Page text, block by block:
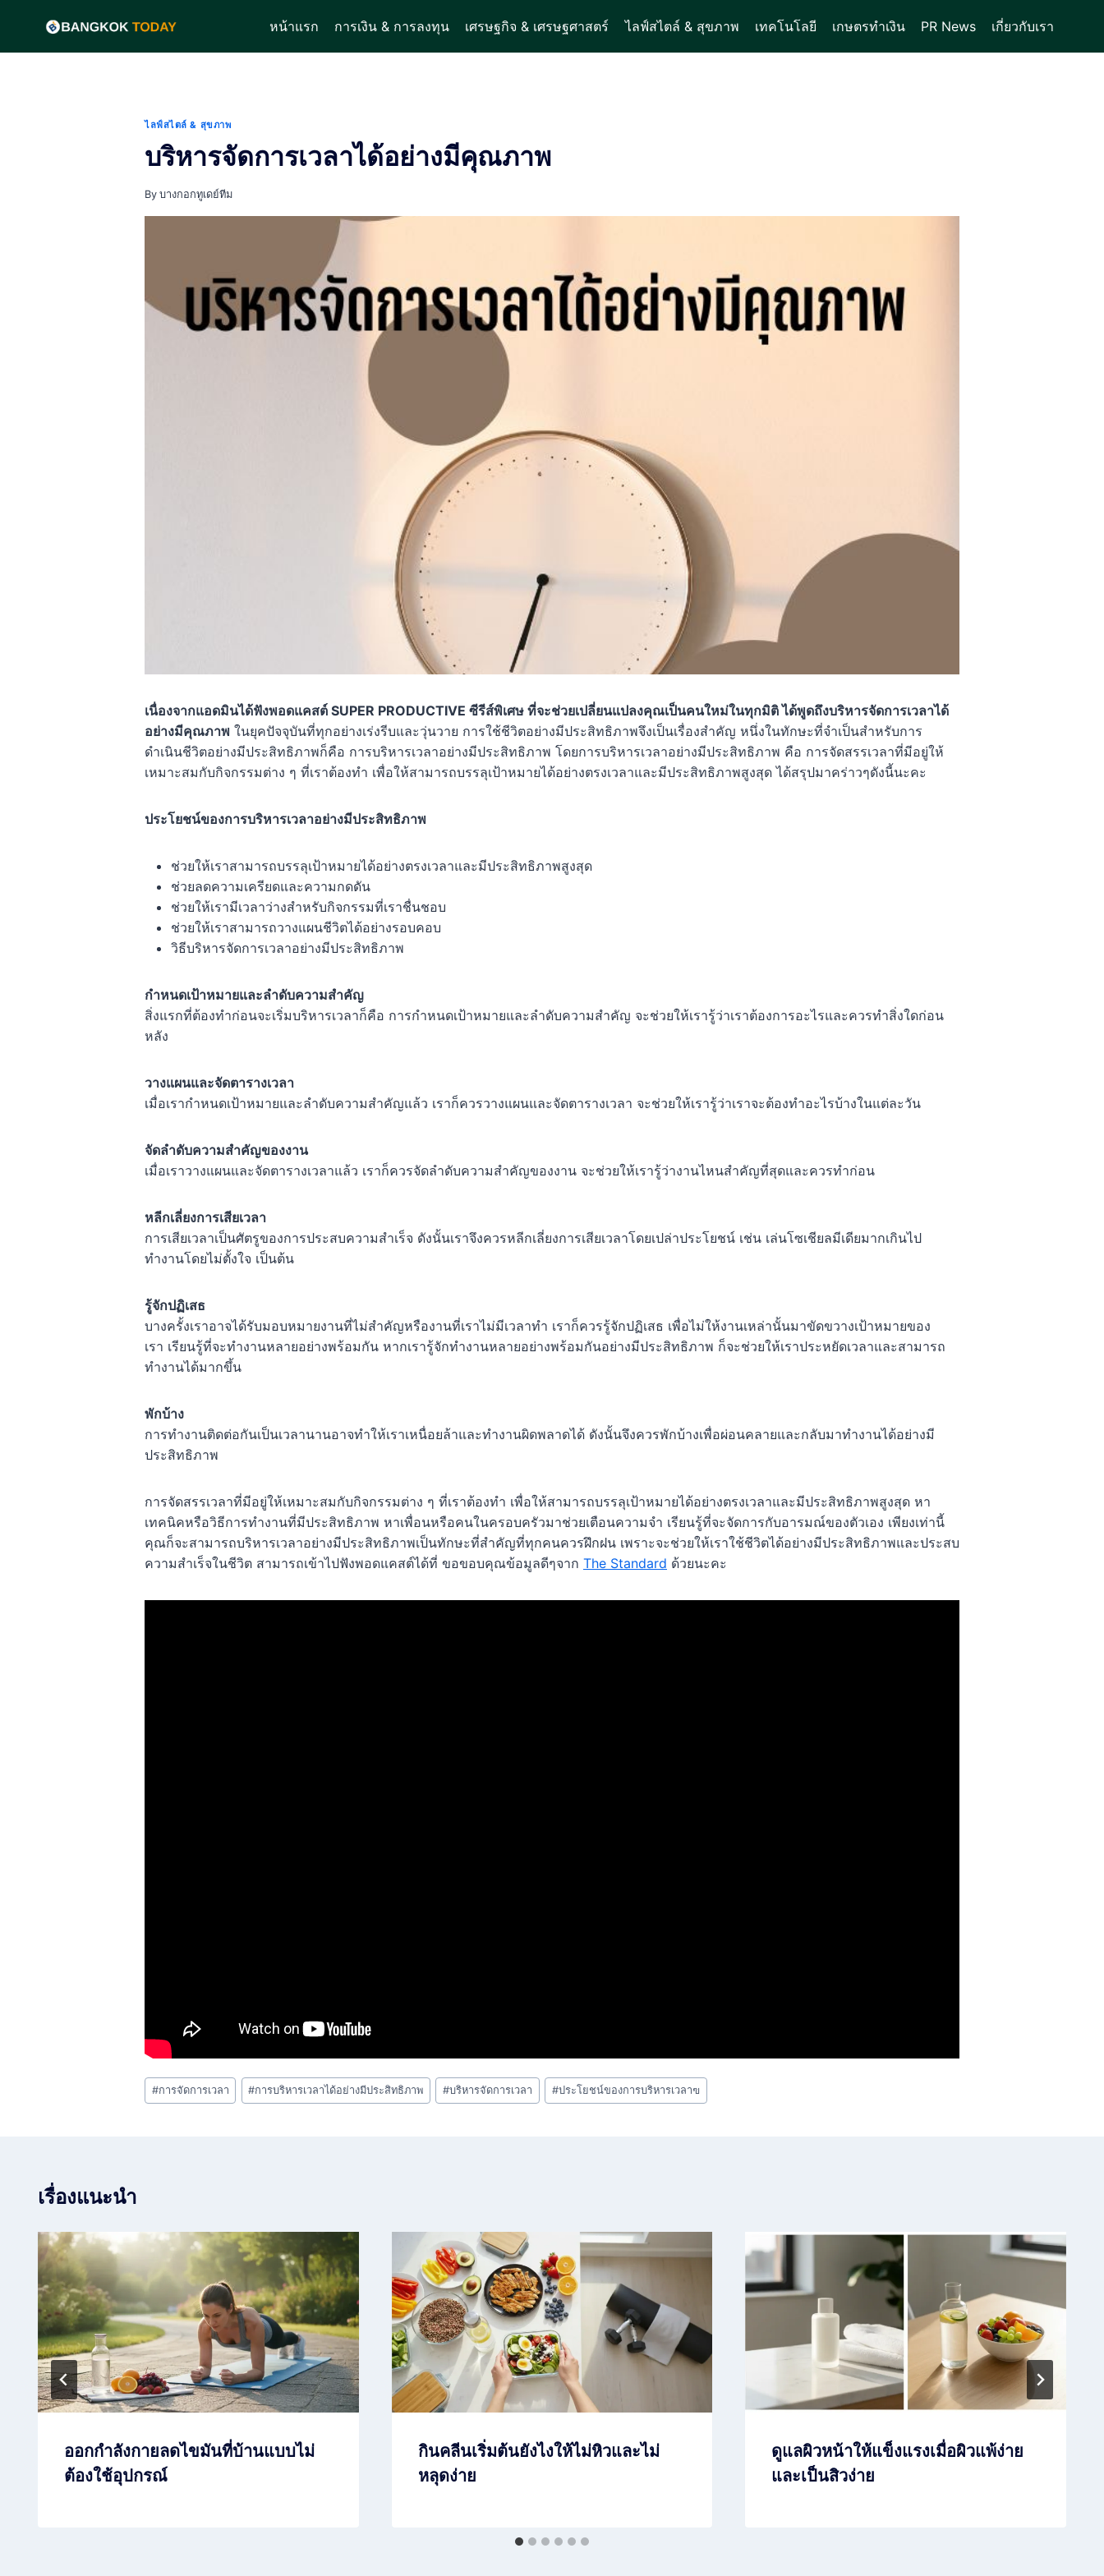
content
หน้าแรก การเงิน & การลงทุน เศรษฐกิจ & เศรษฐศาสตร์ ไลฟ์สไตล์ & สุขภาพ เทคโนโลยี เกษตรทำเงิน PR News เกี่ยวกับเรา
ไลฟ์สไตล์ & สุขภาพ
บริหารจัดการเวลาได้อย่างมีคุณภาพ
By บางกอกทูเดย์ทีม
เนื่องจากแอดมินได้ฟังพอดแคสต์ SUPER PRODUCTIVE ซีรีส์พิเศษ ที่จะช่วยเปลี่ยนแปลงคุณเป็นคนใหม่ในทุกมิติ ได้พูดถึงบริหารจัดการเวลาได้
อย่างมีคุณภาพ ในยุคปัจจุบันที่ทุกอย่างเร่งรีบและวุ่นวาย การใช้ชีวิตอย่างมีประสิทธิภาพจึงเป็นเรื่องสำคัญ หนึ่งในทักษะที่จำเป็นสำหรับการ
ดำเนินชีวิตอย่างมีประสิทธิภาพก็คือ การบริหารเวลาอย่างมีประสิทธิภาพ โดยการบริหารเวลาอย่างมีประสิทธิภาพ คือ การจัดสรรเวลาที่มีอยู่ให้
เหมาะสมกับกิจกรรมต่าง ๆ ที่เราต้องทำ เพื่อให้สามารถบรรลุเป้าหมายได้อย่างตรงเวลาและมีประสิทธิภาพสูงสุด ได้สรุปมาคร่าวๆดังนี้นะคะ
ประโยชน์ของการบริหารเวลาอย่างมีประสิทธิภาพ
ช่วยให้เราสามารถบรรลุเป้าหมายได้อย่างตรงเวลาและมีประสิทธิภาพสูงสุด
ช่วยลดความเครียดและความกดดัน
ช่วยให้เรามีเวลาว่างสำหรับกิจกรรมที่เราชื่นชอบ
ช่วยให้เราสามารถวางแผนชีวิตได้อย่างรอบคอบ
วิธีบริหารจัดการเวลาอย่างมีประสิทธิภาพ
กำหนดเป้าหมายและลำดับความสำคัญ
สิ่งแรกที่ต้องทำก่อนจะเริ่มบริหารเวลาก็คือ การกำหนดเป้าหมายและลำดับความสำคัญ จะช่วยให้เรารู้ว่าเราต้องการอะไรและควรทำสิ่งใดก่อน
หลัง
วางแผนและจัดตารางเวลา
เมื่อเรากำหนดเป้าหมายและลำดับความสำคัญแล้ว เราก็ควรวางแผนและจัดตารางเวลา จะช่วยให้เรารู้ว่าเราจะต้องทำอะไรบ้างในแต่ละวัน
จัดลำดับความสำคัญของงาน
เมื่อเราวางแผนและจัดตารางเวลาแล้ว เราก็ควรจัดลำดับความสำคัญของงาน จะช่วยให้เรารู้ว่างานไหนสำคัญที่สุดและควรทำก่อน
หลีกเลี่ยงการเสียเวลา
การเสียเวลาเป็นศัตรูของการประสบความสำเร็จ ดังนั้นเราจึงควรหลีกเลี่ยงการเสียเวลาโดยเปล่าประโยชน์ เช่น เล่นโซเชียลมีเดียมากเกินไป
ทำงานโดยไม่ตั้งใจ เป็นต้น
รู้จักปฏิเสธ
บางครั้งเราอาจได้รับมอบหมายงานที่ไม่สำคัญหรืองานที่เราไม่มีเวลาทำ เราก็ควรรู้จักปฏิเสธ เพื่อไม่ให้งานเหล่านั้นมาขัดขวางเป้าหมายของ
เรา เรียนรู้ที่จะทำงานหลายอย่างพร้อมกัน หากเรารู้จักทำงานหลายอย่างพร้อมกันอย่างมีประสิทธิภาพ ก็จะช่วยให้เราประหยัดเวลาและสามารถ
ทำงานได้มากขึ้น
พักบ้าง
การทำงานติดต่อกันเป็นเวลานานอาจทำให้เราเหนื่อยล้าและทำงานผิดพลาดได้ ดังนั้นจึงควรพักบ้างเพื่อผ่อนคลายและกลับมาทำงานได้อย่างมี
ประสิทธิภาพ
การจัดสรรเวลาที่มีอยู่ให้เหมาะสมกับกิจกรรมต่าง ๆ ที่เราต้องทำ เพื่อให้สามารถบรรลุเป้าหมายได้อย่างตรงเวลาและมีประสิทธิภาพสูงสุด หา
เทคนิคหรือวิธีการทำงานที่มีประสิทธิภาพ หาเพื่อนหรือคนในครอบครัวมาช่วยเตือนความจำ เรียนรู้ที่จะจัดการกับอารมณ์ของตัวเอง เพียงเท่านี้
คุณก็จะสามารถบริหารเวลาอย่างมีประสิทธิภาพเป็นทักษะที่สำคัญที่ทุกคนควรฝึกฝน เพราะจะช่วยให้เราใช้ชีวิตได้อย่างมีประสิทธิภาพและประสบ
ความสำเร็จในชีวิต สามารถเข้าไปฟังพอดแคสต์ได้ที่ ขอขอบคุณข้อมูลดีๆจาก The Standard ด้วยนะคะ
Post
Tags:
#การจัดการเวลา #การบริหารเวลาได้อย่างมีประสิทธิภาพ #บริหารจัดการเวลา #ประโยชน์ของการบริหารเวลาฃ
เรื่องแนะนำ
ออกกำลังกายลดไขมันที่บ้านแบบไม่
ต้องใช้อุปกรณ์
กินคลีนเริ่มต้นยังไงให้ไม่หิวและไม่
หลุดง่าย
ดูแลผิวหน้าให้แข็งแรงเมื่อผิวแพ้ง่าย
และเป็นสิวง่าย